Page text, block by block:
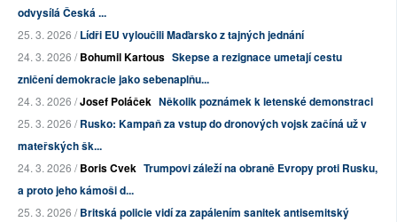
odvysílá Česká ...
25. 3. 2026 /Lídři EU vyloučili Maďarsko z tajných jednání
24. 3. 2026 /Bohumil Kartous Skepse a rezignace umetají cestu
zničení demokracie jako sebenaplňu...
24. 3. 2026 /Josef Poláček Několik poznámek k letenské demonstraci
25. 3. 2026 /Rusko: Kampaň za vstup do dronových vojsk začíná už v
mateřských šk...
24. 3. 2026 /Boris Cvek Trumpovi záleží na obraně Evropy proti Rusku,
a proto jeho kámoši d...
25. 3. 2026 /Britská policie vidí za zapálením sanitek antisemitský